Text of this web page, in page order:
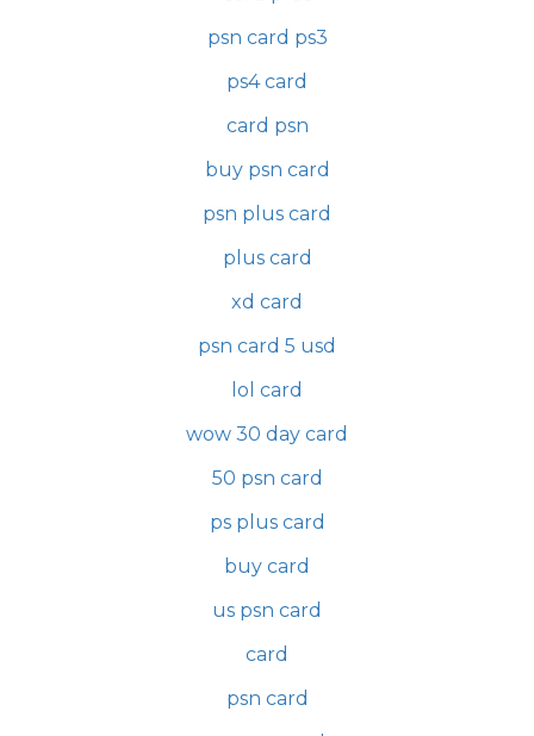
psn card ps3
ps4 card
card psn
buy psn card
psn plus card
plus card
xd card
psn card 5 usd
lol card
wow 30 day card
50 psn card
ps plus card
buy card
us psn card
card
psn card